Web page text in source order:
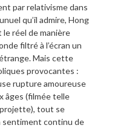
par relativisme dans
qu’il admire, Hong
le réel de manière
filtré à l’écran un
Mais cette
provocantes :
rupture amoureuse
âges (filmée telle
projette), tout se
sentiment continu de